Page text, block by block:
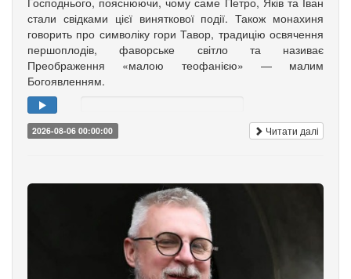
стали свідками цієї виняткової події. Також монахиня
говорить про символіку гори Тавор, традицію освячення
першоплодів, фаворське світло та називає
Преображення «малою теофанією» — малим
Богоявленням.
2026-08-06 00:00:00 Читати далі